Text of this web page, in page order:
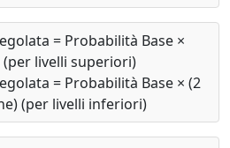
= Probabilità Base ×
livelli superiori)
= Probabilità Base × (2
(per livelli inferiori)